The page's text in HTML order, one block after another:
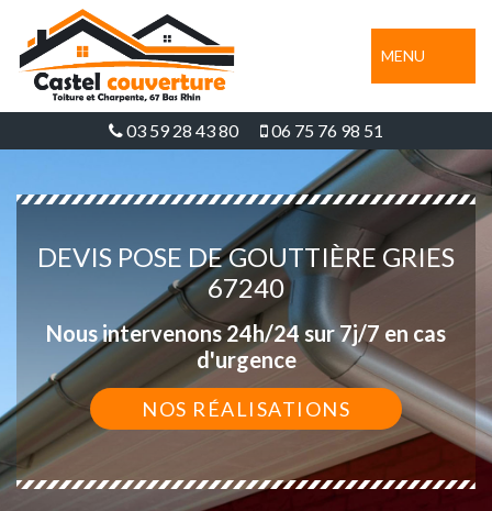
MENU
03 59 28 43 80 06 75 76 98 51
DEVIS POSE DE GOUTTIÈRE GRIES
67240
Nous intervenons 24h/24 sur 7j/7 en cas
d'urgence
NOS RÉALISATIONS